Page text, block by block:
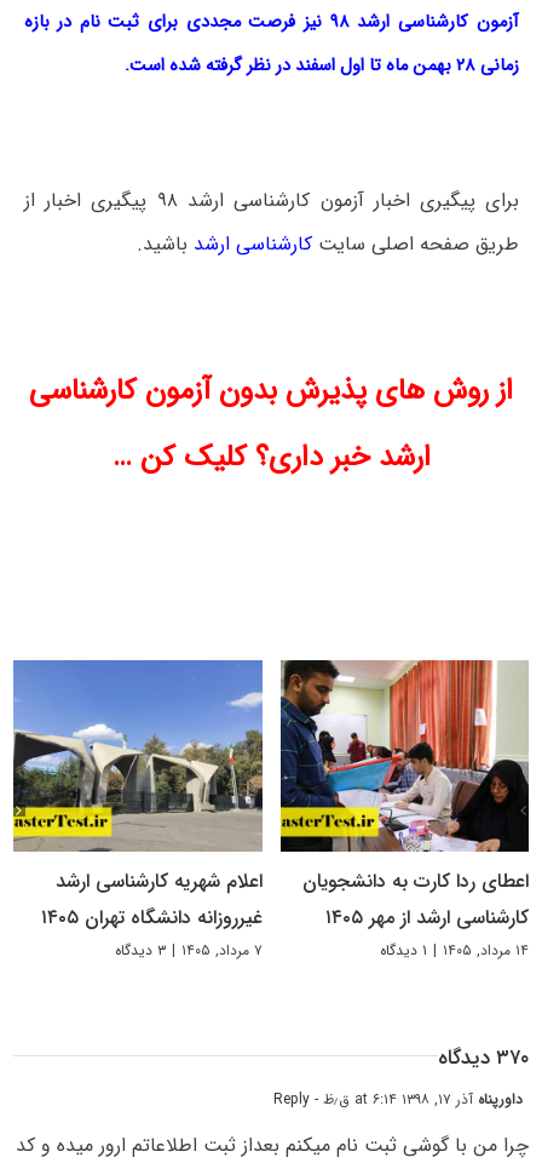
آزمون کارشناسی ارشد ۹۸ نیز فرصت مجددی برای ثبت نام در بازه
زمانی ۲۸ بهمن ماه تا اول اسفند در نظر گرفته شده است.
برای پیگیری اخبار آزمون کارشناسی ارشد ۹۸ پیگیری اخبار از
طریق صفحه اصلی سایتکارشناسی ارشد باشید.
از روش های پذیرش بدون آزمون کارشناسی
ارشد خبر داری؟ کلیک کن …
اعطای ردا کارت به دانشجویان
کارشناسی ارشد از مهر ۱۴۰۵
۱۴ مرداد, ۱۴۰۵ | ۱ دیدگاه
اعلام شهریه کارشناسی ارشد
غیرروزانه دانشگاه تهران ۱۴۰۵
۷ مرداد, ۱۴۰۵ | ۳ دیدگاه
۳۷۰ دیدگاه
داورپناه آذر ۱۷, ۱۳۹۸ at ۶:۱۴ ق٫ظ - Reply
چرا من با گوشی ثبت نام میکنم بعداز ثبت اطلاعاتم ارور میده و کد